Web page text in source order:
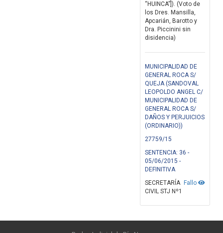
“HUINCA”]). (Voto de
los Dres. Mansilla,
Apcarián, Barotto y
Dra. Piccinini sin
disidencia)
MUNICIPALIDAD DE
GENERAL ROCA S/
QUEJA (SANDOVAL
LEOPOLDO ANGEL C/
MUNICIPALIDAD DE
GENERAL ROCA S/
DAÑOS Y PERJUICIOS
(ORDINARIO))
27759/15
SENTENCIA: 36 -
05/06/2015 -
DEFINITIVA
Fallo
SECRETARÍA
CIVIL STJ Nº1